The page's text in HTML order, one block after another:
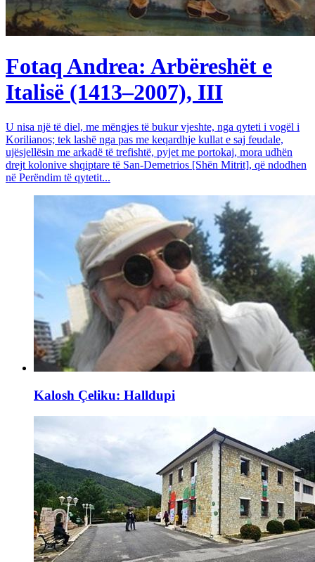
Fotaq Andrea: Arbëreshët e
Italisë (1413–2007), III
U nisa një të diel, me mëngjes të bukur vjeshte, nga qyteti i vogël i
Korilianos; tek lashë nga pas me keqardhje kullat e saj feudale,
ujësjellësin me arkadë të trefishtë, pyjet me portokaj, mora udhën
drejt kolonive shqiptare të San-Demetrios [Shën Mitrit], që ndodhen
në Perëndim të qytetit...
Kalosh Çeliku: Halldupi